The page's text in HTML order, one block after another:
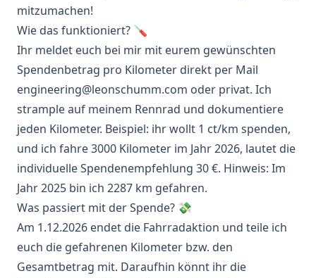
mitzumachen!
Wie das funktioniert? 🪛
Ihr meldet euch bei mir mit eurem gewünschten
Spendenbetrag pro Kilometer direkt per Mail
engineering@leonschumm.com oder privat. Ich
strample auf meinem Rennrad und dokumentiere
jeden Kilometer. Beispiel: ihr wollt 1 ct/km spenden,
und ich fahre 3000 Kilometer im Jahr 2026, lautet die
individuelle Spendenempfehlung 30 €. Hinweis: Im
Jahr 2025 bin ich 2287 km gefahren.
Was passiert mit der Spende? 💸
Am 1.12.2026 endet die Fahrradaktion und teile ich
euch die gefahrenen Kilometer bzw. den
Gesamtbetrag mit. Daraufhin könnt ihr die